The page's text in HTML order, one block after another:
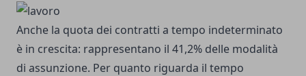
Anche la quota dei contratti a tempo indeterminato
è in crescita: rappresentano il 41,2% delle modalità
di assunzione. Per quanto riguarda il tempo